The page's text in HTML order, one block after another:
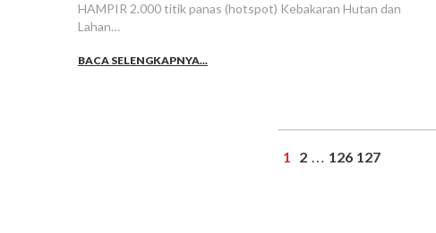
HAMPIR 2.000 titik panas (hotspot) Kebakaran Hutan dan
Lahan…
BACA SELENGKAPNYA...
1 2 … 126 127